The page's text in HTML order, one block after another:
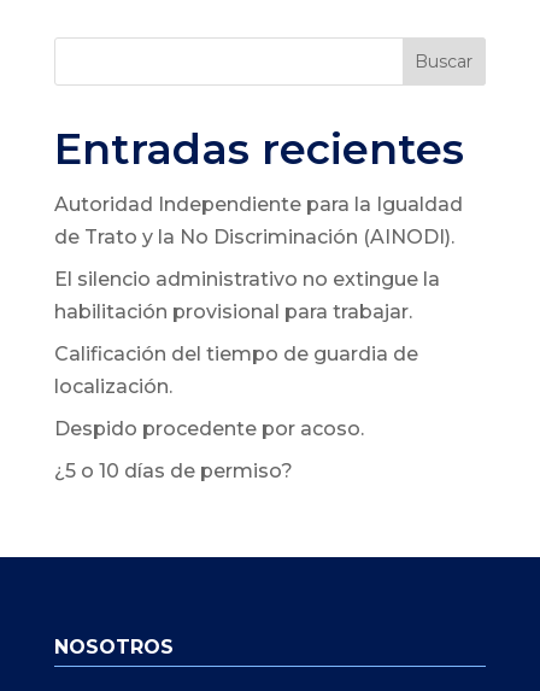
Buscar
Entradas recientes
Autoridad Independiente para la Igualdad
de Trato y la No Discriminación (AINODI).
El silencio administrativo no extingue la
habilitación provisional para trabajar.
Calificación del tiempo de guardia de
localización.
Despido procedente por acoso.
¿5 o 10 días de permiso?
NOSOTROS